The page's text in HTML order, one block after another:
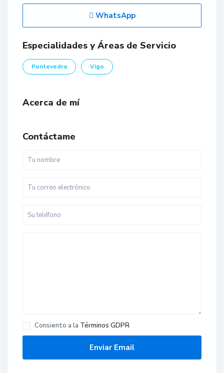
WhatsApp
Especialidades y Áreas de Servicio
Pontevedra Vigo
Acerca de mí
Contáctame
Consiento a la Términos GDPR